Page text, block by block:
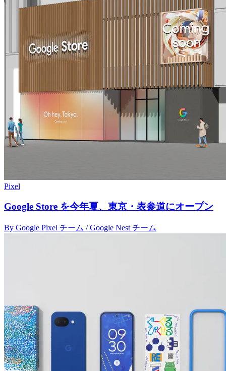
Pixel
Google Store を今年夏、東京・表参道にオープン
By Google Pixel チーム / Google Nest チーム